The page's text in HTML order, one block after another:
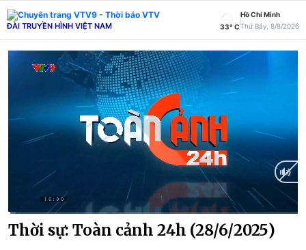
ĐÀI TRUYỀN HÌNH VIỆT NAM 33° C
Hồ Chí Minh
Thứ Bảy, 8/8/2026
Current
0:13 Duration
28:45
Thời sự: Toàn cảnh 24h (28/6/2025)